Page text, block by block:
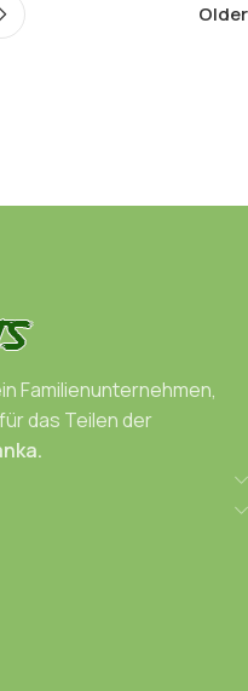
Older
Familienunternehmen,
für das Teilen der